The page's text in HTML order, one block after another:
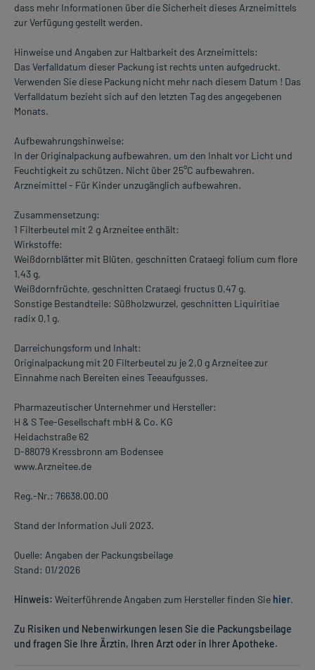
dass mehr Informationen über die Sicherheit dieses Arzneimittels
zur Verfügung gestellt werden.
Hinweise und Angaben zur Haltbarkeit des Arzneimittels:
Das Verfalldatum dieser Packung ist rechts unten aufgedruckt.
Verwenden Sie diese Packung nicht mehr nach diesem Datum ! Das
Verfalldatum bezieht sich auf den letzten Tag des angegebenen
Monats.
Aufbewahrungshinweise:
In der Originalpackung aufbewahren, um den Inhalt vor Licht und
Feuchtigkeit zu schützen. Nicht über 25°C aufbewahren.
Arzneimittel - Für Kinder unzugänglich aufbewahren.
Zusammensetzung:
1 Filterbeutel mit 2 g Arzneitee enthält:
Wirkstoffe:
Weißdornblätter mit Blüten, geschnitten Crataegi folium cum flore
1,43 g,
Weißdornfrüchte, geschnitten Crataegi fructus 0,47 g.
Sonstige Bestandteile: Süßholzwurzel, geschnitten Liquiritiae
radix 0,1 g.
Darreichungsform und Inhalt:
Originalpackung mit 20 Filterbeutel zu je 2,0 g Arzneitee zur
Einnahme nach Bereiten eines Teeaufgusses.
Pharmazeutischer Unternehmer und Hersteller:
H & S Tee-Gesellschaft mbH & Co. KG
Heidachstraße 62
D-88079 Kressbronn am Bodensee
www.Arzneitee.de
Reg.-Nr.: 76638.00.00
Stand der Information Juli 2023.
Quelle: Angaben der Packungsbeilage
Stand: 01/2026
Hinweis: Weiterführende Angaben zum Hersteller finden Sie hier.
Zu Risiken und Nebenwirkungen lesen Sie die Packungsbeilage
und fragen Sie Ihre Ärztin, Ihren Arzt oder in Ihrer Apotheke.